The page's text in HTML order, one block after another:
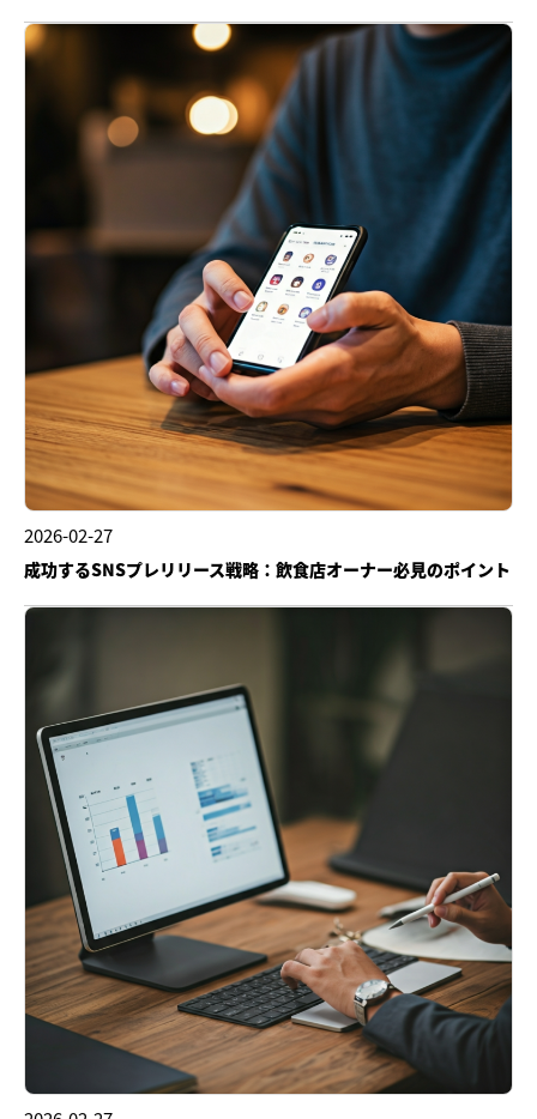
2026-02-27
成功するSNSプレリリース戦略：飲食店オーナー必見のポイント